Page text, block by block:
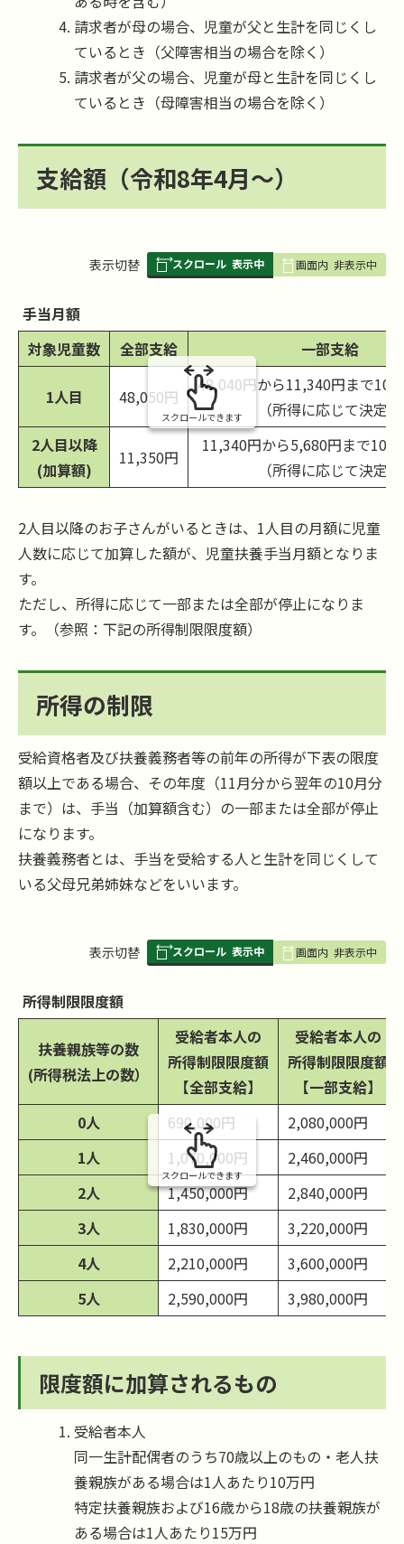
請求者が母の場合、児童が父と生計を同じくし
ているとき（父障害相当の場合を除く）
請求者が父の場合、児童が母と生計を同じくし
ているとき（母障害相当の場合を除く）
支給額（令和8年4月～）
表
の
表示切替 スクロール 表示中 画面内 非表示中
手当月額
対象児童数
全部支給 一部支給
1人目 48,050円
48,040円から11,340円まで10
（所得に応じて決定）
2人目以降
(加算額)
11,350円
11,340円から5,680円まで10
（所得に応じて決定）
スクロールできます
2人目以降のお子さんがいるときは、1人目の月額に児童
人数に応じて加算した額が、児童扶養手当月額となりま
す。
ただし、所得に応じて一部または全部が停止になりま
す。（参照：下記の所得制限限度額）
所得の制限
受給資格者及び扶養義務者等の前年の所得が下表の限度
額以上である場合、その年度（11月分から翌年の10月分
まで）は、手当（加算額含む）の一部または全部が停止
になります。
扶養義務者とは、手当を受給する人と生計を同じくして
いる父母兄弟姉妹などをいいます。
表
み
の
表示切替 スクロール 表示中 画面内 非表示中
所得制限限度額
扶養親族等の数
(所得税法上の数）
受給者本人の
所得制限限度額
【全部支給】
受給者本人の
所得制限限度額
【一部支給】
0人
690,000円
2,080,000円
1人
1,070,000円
2,460,000円
2人
1,450,000円
2,840,000円
3人
1,830,000円
3,220,000円
4人
2,210,000円
3,600,000円
5人
2,590,000円 3,980,000円
スクロールできます
限度額に加算されるもの
受給者本人
同一生計配偶者のうち70歳以上のもの・老人扶
養親族がある場合は1人あたり10万円
特定扶養親族および16歳から18歳の扶養親族が
ある場合は1人あたり15万円